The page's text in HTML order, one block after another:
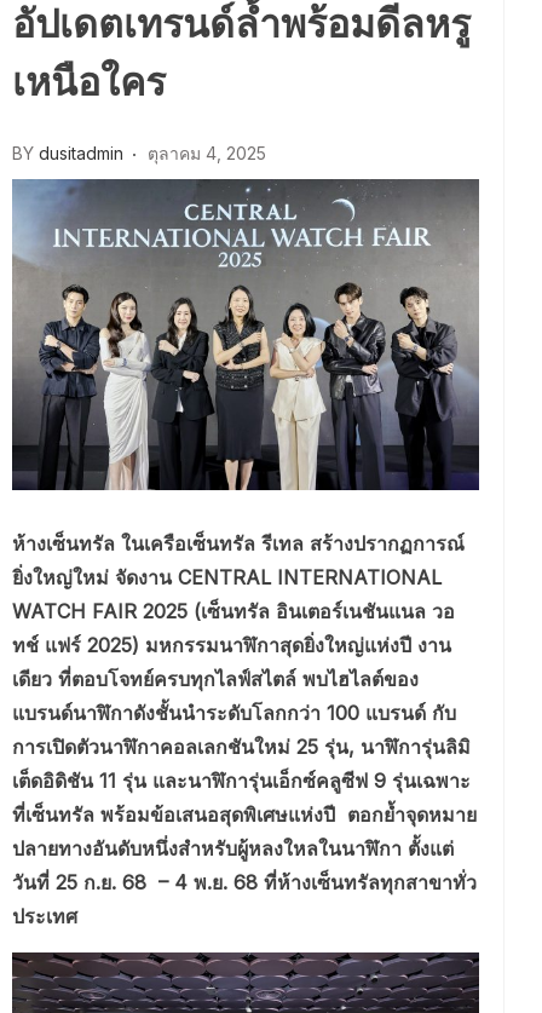
อัปเดตเทรนด์ล้ำพร้อมดีลหรู
เหนือใคร
BY dusitadmin ตุลาคม 4, 2025
ห้างเซ็นทรัล ในเครือเซ็นทรัล รีเทล สร้างปรากฏการณ์
ยิ่งใหญ่ใหม่ จัดงาน CENTRAL INTERNATIONAL
WATCH FAIR 2025 (เซ็นทรัล อินเตอร์เนชันแนล วอ
ทช์ แฟร์ 2025) มหกรรมนาฬิกาสุดยิ่งใหญ่แห่งปี งาน
เดียว ที่ตอบโจทย์ครบทุกไลฟ์สไตล์ พบไฮไลต์ของ
แบรนด์นาฬิกาดังชั้นนำระดับโลกกว่า 100 แบรนด์ กับ
การเปิดตัวนาฬิกาคอลเลกชันใหม่ 25 รุ่น, นาฬิการุ่นลิมิ
เต็ดอิดิชัน 11 รุ่น และนาฬิการุ่นเอ็กซ์คลูซีฟ 9 รุ่นเฉพาะ
ที่เซ็นทรัล พร้อมข้อเสนอสุดพิเศษแห่งปี ตอกย้ำจุดหมาย
ปลายทางอันดับหนึ่งสำหรับผู้หลงใหลในนาฬิกา ตั้งแต่
วันที่ 25 ก.ย. 68 – 4 พ.ย. 68 ที่ห้างเซ็นทรัลทุกสาขาทั่ว
ประเทศ